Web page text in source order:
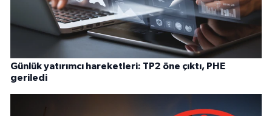
Günlük yatırımcı hareketleri: TP2 öne çıktı, PHE
geriledi